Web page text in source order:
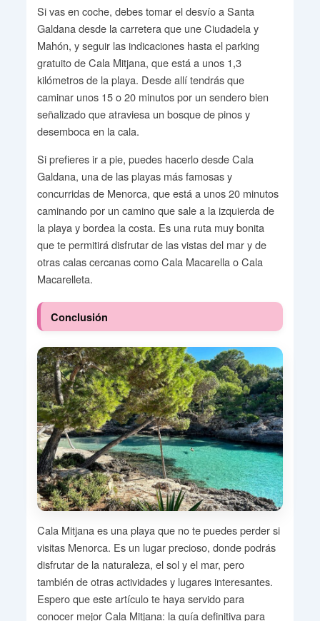
Si vas en coche, debes tomar el desvío a Santa
Galdana desde la carretera que une Ciudadela y
Mahón, y seguir las indicaciones hasta el parking
gratuito de Cala Mitjana, que está a unos 1,3
kilómetros de la playa. Desde allí tendrás que
caminar unos 15 o 20 minutos por un sendero bien
señalizado que atraviesa un bosque de pinos y
desemboca en la cala.
Si prefieres ir a pie, puedes hacerlo desde Cala
Galdana, una de las playas más famosas y
concurridas de Menorca, que está a unos 20 minutos
caminando por un camino que sale a la izquierda de
la playa y bordea la costa. Es una ruta muy bonita
que te permitirá disfrutar de las vistas del mar y de
otras calas cercanas como Cala Macarella o Cala
Macarelleta.
Conclusión
Cala Mitjana es una playa que no te puedes perder si
visitas Menorca. Es un lugar precioso, donde podrás
disfrutar de la naturaleza, el sol y el mar, pero
también de otras actividades y lugares interesantes.
Espero que este artículo te haya servido para
conocer mejor Cala Mitjana: la guía definitiva para